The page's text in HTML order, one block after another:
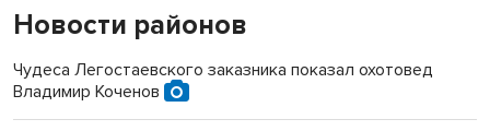
Новости районов
Чудеса Легостаевского заказника показал охотовед
Владимир Коченов